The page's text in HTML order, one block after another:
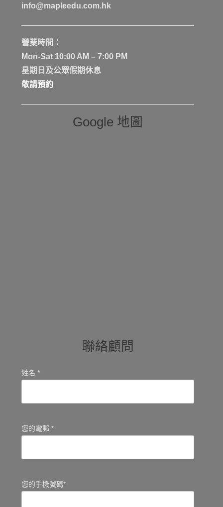
info@mapleedu.com.hk
營業時間：
Mon-Sat 10:00 AM – 7:00 PM
星期日及公眾假期休息
敬請預約
Google 地圖
聯絡顧問
姓名 *
您的電郵 *
您的手機號碼*